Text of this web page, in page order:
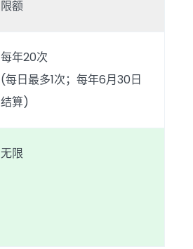
限额
每年20次
(每日最多1次；每年6月30日
结算)
无限